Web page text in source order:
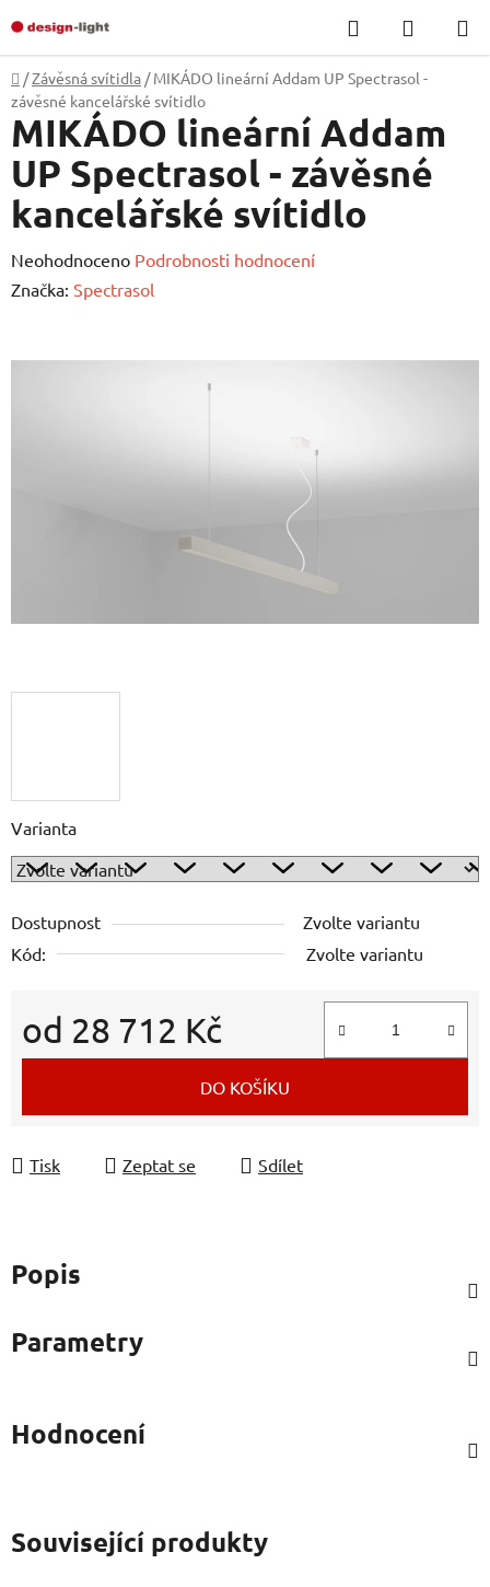
na
obsah
Hledat
KOŠÍK
Domů
/Závěsná svítidla / MIKÁDO lineární Addam UP Spectrasol -
závěsné kancelářské svítidlo
Varianta
Dostupnost
Zvolte variantu
Kód:
Zvolte variantu
od 28 712 Kč
Měrná cena:
DO KOŠÍKU
Tisk Zeptat se Sdílet
MIKÁDO lineární Addam
UP Spectrasol - závěsné
kancelářské svítidlo
Průměrné
hodnocení
Neohodnoceno Podrobnosti hodnocení
Značka: Spectrasol
Popis
Parametry
Hodnocení
Související produkty